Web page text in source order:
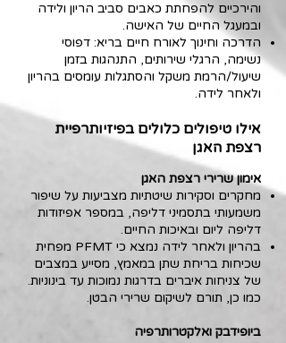
והירכיים להפחתת כאבים סביב הריון ולידה
ובמעגל החיים של האישה.
הדרכה וחינוך לאורח חיים בריא: דפוסי
נשימה, הרגלי שירותים, התנהגות בזמן
שיעול/הרמת משקל והסתגלות עומסים בהריון
ולאחר לידה.
אילו טיפולים כלולים בפיזיותרפיית
רצפת האגן
אימון שרירי רצפת האגן
מחקרים וסקירות שיטתיות מצביעות על שיפור
משמעותי בתסמיני דליפה, במספר אפיזודות
דליפה ליום ובאיכות החיים.
בהריון ולאחר לידה נמצא כי PFMT מפחית
שכיחות בריחת שתן במאמץ, מסייע במצבים
של צניחות איברים בדרגות נמוכות עד בינוניות.
כמו כן, תורם לשיקום שרירי הבטן.
ביופידבק ואלקטרותרפיה